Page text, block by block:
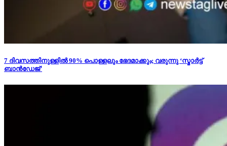
7 ദിവസത്തിനുള്ളിൽ 90% പൊള്ളലും ഭേദമാക്കും; വരുന്നു ‘സ്മാർട്ട്
ബാൻഡേജ്’